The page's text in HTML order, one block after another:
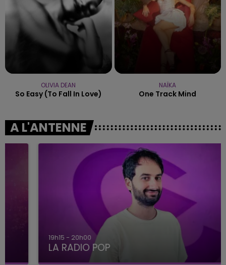
OLIVIA DEAN
So Easy (to Fall In Love)
NAÏKA
One Track Mind
A L'ANTENNE
19h15 - 20h00
LA RADIO POP